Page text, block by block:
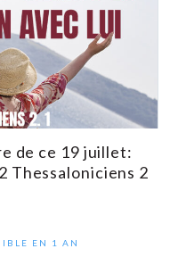
de ce 19 juillet:
Thessaloniciens 2
EN 1 AN